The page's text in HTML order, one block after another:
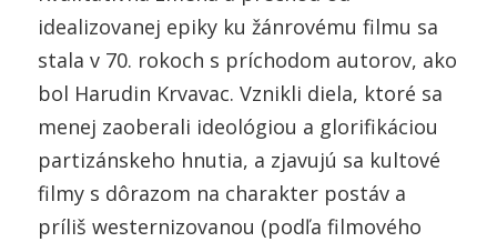
idealizovanej epiky ku žánrovému filmu sa
stala v 70. rokoch s príchodom autorov, ako
bol Harudin Krvavac. Vznikli diela, ktoré sa
menej zaoberali ideológiou a glorifikáciou
partizánskeho hnutia, a zjavujú sa kultové
filmy s dôrazom na charakter postáv a
príliš westernizovanou (podľa filmového